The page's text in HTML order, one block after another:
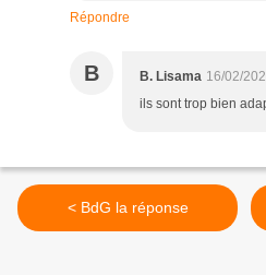
Répondre
B B. Lisama 16/02/
ils sont trop bien
< BdG la réponse